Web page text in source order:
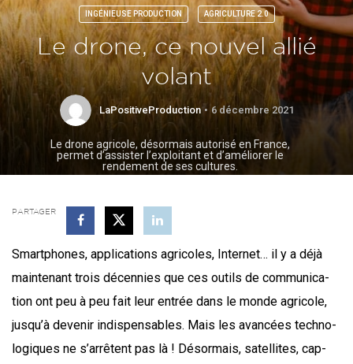
INGÉNIEUSE PRODUCTION AGRICULTURE 2.0
Le drone, ce nouvel allié
volant
LaPositiveProduction 6 décembre 2021
Le drone agricole, désormais autorisé en France,
permet d’assister l’exploitant et d’améliorer le
rendement de ses cultures.
PARTAGER
Smart­phones, appli­ca­tions agri­coles, Inter­net… il y a déjà
main­te­nant trois décen­nies que ces outils de com­mu­ni­ca­
tion ont peu à peu fait leur entrée dans le monde agri­cole,
jusqu’à deve­nir indis­pen­sables. Mais les avan­cées tech­no­
lo­giques ne s’arrêtent pas là ! Désor­mais, satel­lites, cap­